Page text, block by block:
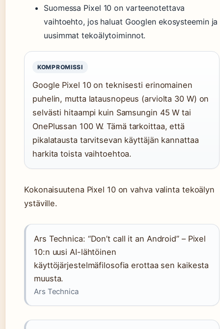
Suomessa Pixel 10 on varteenotettava
vaihtoehto, jos haluat Googlen ekosysteemin ja
uusimmat tekoälytoiminnot.
KOMPROMISSI
Google Pixel 10 on teknisesti erinomainen
puhelin, mutta latausnopeus (arviolta 30 W) on
selvästi hitaampi kuin Samsungin 45 W tai
OnePlussan 100 W. Tämä tarkoittaa, että
pikalatausta tarvitsevan käyttäjän kannattaa
harkita toista vaihtoehtoa.
Kokonaisuutena Pixel 10 on vahva valinta tekoälyn
ystäville.
Ars Technica: “Don’t call it an Android” – Pixel
10:n uusi AI-lähtöinen
käyttöjärjestelmäfilosofia erottaa sen kaikesta
muusta.
Ars Technica